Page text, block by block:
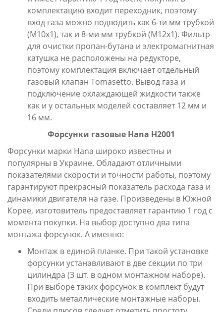
комплектацию входит переходник, поэтому
вход газа можно подводить как 6-ти мм трубкой
(М10х1), так и 8-ми мм трубкой (М12х1). Фильтр
для очистки пропан-бутана и электромагнитная
катушка не расположены на редукторе,
поэтому комплектация включает отдельный
газовый клапан Tomasetto. Вывод газа и
подключение охлаждающей жидкости также
как и у остальных моделей составляет 12 мм и
16 мм.
Форсунки газовые Hana H2001
Форсунки марки Hana широко известны и
популярны в Украине. Обладают отличными
показателями скорости и точности работы, поэтому
гарантируют прекрасный показатель расхода газа и
динамики двигателя на газе. Произведены в Южной
Корее, изготовитель предоставляет гарантию 1 год с
момента покупки. На выбор доступно два типа
монтажа форсунок. А именно:
Монтаж в единой планке. При такой установке
форсунки устанавливают в две секции по три
цилиндра (3 шт. в одном монтажном наборе).
При выборе таких форсунок в комплект будут
входить металлические монтажные наборы.